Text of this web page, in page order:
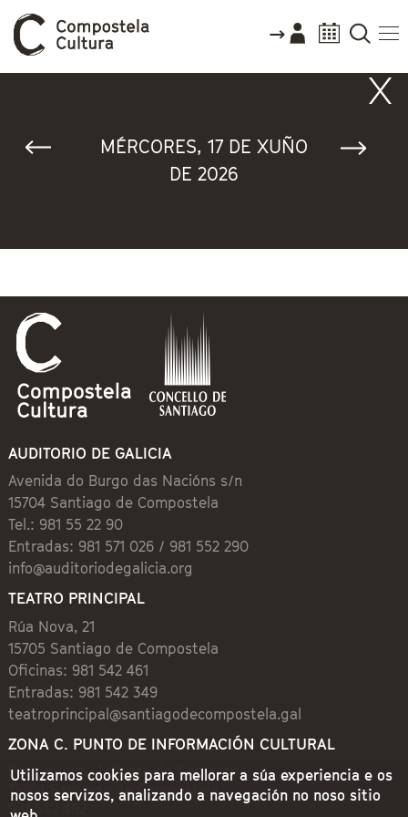
MÉRCORES, 17 DE XUÑO
DE 2026
AUDITORIO DE GALICIA
Avenida do Burgo das Nacións s/n
15704 Santiago de Compostela
Tel.: 981 55 22 90
Entradas: 981 571 026 / 981 552 290
info@auditoriodegalicia.org
TEATRO PRINCIPAL
Rúa Nova, 21
15705 Santiago de Compostela
Oficinas: 981 542 461
Entradas: 981 542 349
teatroprincipal@santiagodecompostela.gal
ZONA C. PUNTO DE INFORMACIÓN CULTURAL
Preguntoiro, 1 (Praza de Cervantes)
15704 Santiago de Compostela
981 542 462
Utilizamos cookies para mellorar a súa experiencia e os
nosos servizos, analizando a navegación no noso sitio